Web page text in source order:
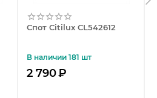
Спот Citilux CL542612
В наличии 181 шт
2 790₽